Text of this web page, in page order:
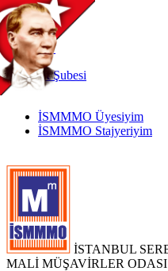
TR
|
EN
İnternetŞubesi
İSMMMO Üyesiyim
İSMMMO Stajyeriyim
İSTANBUL
MALİ MÜŞAVİRLER ODASI